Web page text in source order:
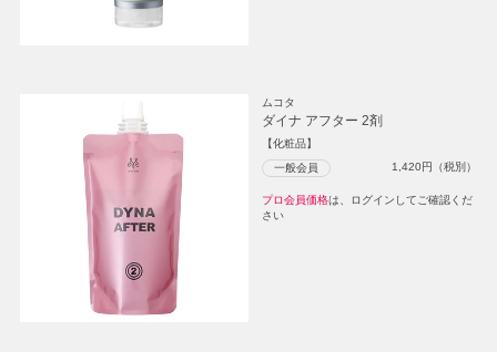
ムコタ
ダイナ アフター 2剤
【化粧品】
一般会員 1,420円（税別）
プロ会員価格は、ログインしてご確認くだ
さい